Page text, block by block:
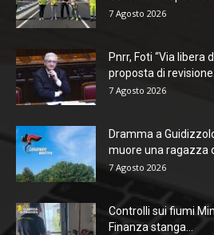
7 Agosto 2026
Pnrr, Foti “Via libera
proposta di
7 Agosto 2026
Dramma a
muore una ragazza
7 Agosto 2026
Controlli sui fiumi
Finanza stanga...